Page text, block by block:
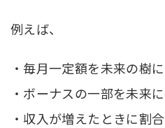
例えば、
・毎月一定額を未来の樹
・ボーナスの一部を未来
・収入が増えたときに割